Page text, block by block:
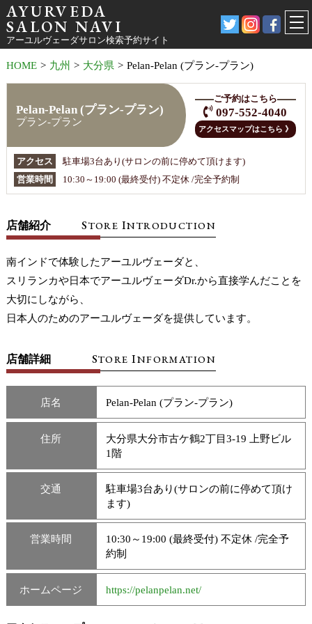
AYURVEDA
SALON NAVI
アーユルヴェーダサロン検索予約サイト
HOME > 九州 > 大分県 > Pelan-Pelan (プラン-プラン)
Pelan-Pelan (プラン-プラン)
プラン-プラン
ご予約はこちら
097-552-4040
アクセスマップはこちら 》
アクセス
駐車場3台あり(サロンの前に停めて頂けます)
営業時間
10:30～19:00 (最終受付) 不定休 /完全予約制
店舗紹介 STORE INTRODUCTION
南インドで体験したアーユルヴェーダと、
スリランカや日本でアーユルヴェーダDr.から直接学んだことを
大切にしながら、
日本人のためのアーユルヴェーダを提供しています。
店舗詳細 STOREINFORMATION
店名 Pelan-Pelan (プラン-プラン)
住所
大分県大分市古ケ鶴2丁目3-19 上野ビル
1階
交通
駐車場3台あり(サロンの前に停めて頂け
ます)
営業時間
10:30～19:00 (最終受付) 不定休 /完全予
約制
ホームページ https://pelanpelan.net/